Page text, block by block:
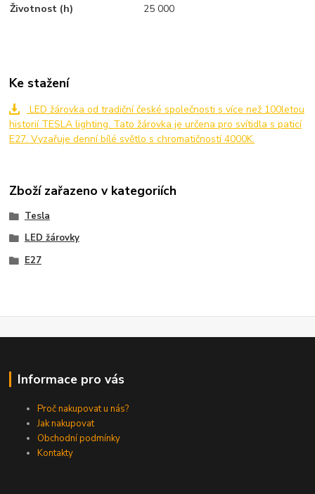
Životnost (h)
25 000
Ke stažení
LED žárovka od tradiční české společnosti s více než 100letou
historií TESLA lighting. Tato žárovka je určena pro svítidla s paticí
E27. Vyzařuje denní bílé světlo s chromatičností 4000K.
Zboží zařazeno v kategoriích
Tesla
LED žárovky
E27
Informace pro vás
Proč nakupovat u nás?
Jak nakupovat
Obchodní podmínky
Kontakty